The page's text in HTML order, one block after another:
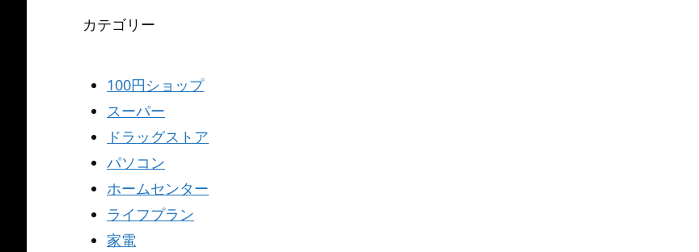
カテゴリー
100円ショップ
スーパー
ドラッグストア
パソコン
ホームセンター
ライフプラン
家電